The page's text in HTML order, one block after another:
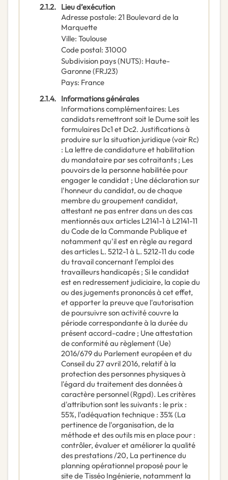
2.1.2. Lieu d’exécution
Adresse postale: 21 Boulevard de la
Marquette
Ville: Toulouse
Code postal: 31000
Subdivision pays (NUTS): Haute-
Garonne(FRJ23)
Pays: France
2.1.4. Informations générales
Informations complémentaires: Les
candidats remettront soit le Dume soit les
formulaires Dc1 et Dc2. Justifications à
produire sur la situation juridique (voir Rc)
: La lettre de candidature et habilitation
du mandataire par ses cotraitants ; Les
pouvoirs de la personne habilitée pour
engager le candidat ; Une déclaration sur
l'honneur du candidat, ou de chaque
membre du groupement candidat,
attestant ne pas entrer dans un des cas
mentionnés aux articles L2141-1 à L2141-11
du Code de la Commande Publique et
notamment qu'il est en règle au regard
des articles L. 5212-1 à L. 5212-11 du code
du travail concernant l'emploi des
travailleurs handicapés ; Si le candidat
est en redressement judiciaire, la copie du
ou des jugements prononcés à cet effet,
et apporter la preuve que l'autorisation
de poursuivre son activité couvre la
période correspondante à la durée du
présent accord-cadre ; Une attestation
de conformité au règlement (Ue)
2016/679 du Parlement européen et du
Conseil du 27 avril 2016, relatif à la
protection des personnes physiques à
l'égard du traitement des données à
caractère personnel (Rgpd). Les critères
d'attribution sont les suivants : le prix :
55%, l'adéquation technique : 35% (La
pertinence de l'organisation, de la
méthode et des outils mis en place pour :
contrôler, évaluer et améliorer la qualité
des prestations /20, La pertinence du
planning opérationnel proposé pour le
site de Tisséo Ingénierie, notamment la